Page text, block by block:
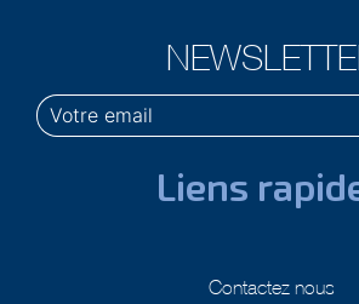
Liens
Contactez nous